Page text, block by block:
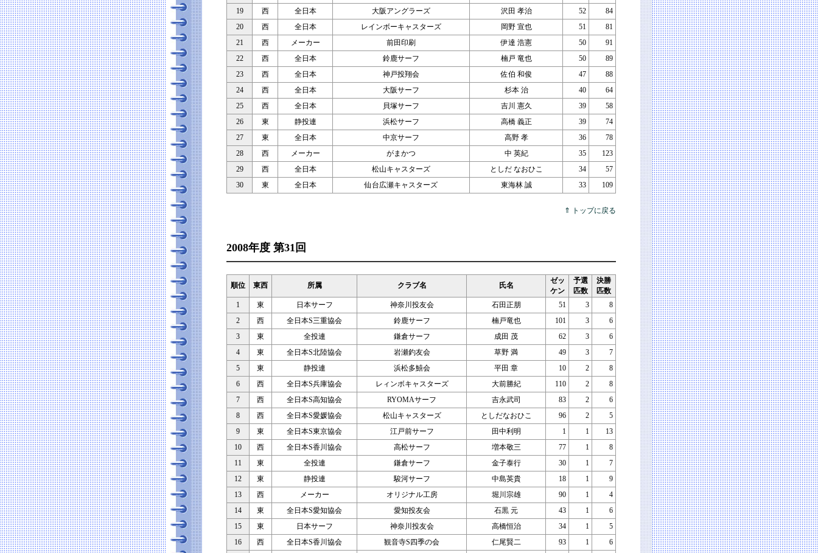
19
西 全日本 大阪アングラーズ 沢田 孝治 52
84
20
西 全日本 レインボーキャスターズ 岡野 宣也 51
81
21
西 メーカー 前田印刷 伊達 浩憲 50
91
22
西 全日本 鈴鹿サーフ 楠戸 竜也 50
89
23
西 全日本 神戸投翔会 佐伯 和俊 47
88
24
西 全日本 大阪サーフ 杉本 治 40
64
25
西 全日本 貝塚サーフ 吉川 憲久 39
58
26
東 静投連 浜松サーフ 高橋 義正 39
74
27
東 全日本 中京サーフ 高野 孝 36
78
28
西 メーカー がまかつ 中 英紀 35
123
29
西 全日本 松山キャスターズ としだ なおひこ 34
57
30
東 全日本 仙台広瀬キャスターズ 東海林 誠 33 109
⇑ トップに戻る
2008年度 第31回
順位 東西 所属 クラブ名 氏名
ゼッ
ケン
予選
匹数
決勝
匹数
1
東 日本サーフ 神奈川投友会 石田正朋 51 3
8
2
西 全日本S三重協会 鈴鹿サーフ 楠戸竜也 101 3
6
3
東 全投連 鎌倉サーフ 成田 茂 62 3
6
4
東 全日本S北陸協会 岩瀬釣友会 草野 満 49 3
7
5
東 静投連 浜松多鱚会 平田 章 10 2
8
6
西 全日本S兵庫協会 レィンボキャスターズ 大前勝紀 110 2
8
7
西 全日本S高知協会 RYOMAサーフ 吉永武司 83 2
6
8
西 全日本S愛媛協会 松山キャスターズ としだなおひこ 96 2
5
9
東 全日本S東京協会 江戸前サーフ 田中利明 1 1
13
10
西 全日本S香川協会 高松サーフ 増本敬三 77 1
8
11
東 全投連 鎌倉サーフ 金子泰行 30 1
7
12
東 静投連 駿河サーフ 中島英貴 18 1
9
13
西 メーカー オリジナル工房 堀川宗雄 90 1
4
14
東 全日本S愛知協会 愛知投友会 石黒 元 43 1
6
15
東 日本サーフ 神奈川投友会 高橋恒治 34 1
5
16
西 全日本S香川協会 観音寺S四季の会 仁尾賢二 93 1
6